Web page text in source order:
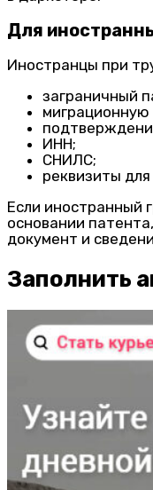
Для
Иностранцы при
заграничный
миграционную
ИНН;
СНИЛС;
реквизиты
Если иностранный
основании
документ и
Заполнить